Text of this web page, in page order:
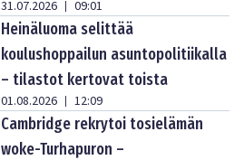
31.07.2026 | 09:01
Heinäluoma selittää
koulushoppailun asuntopolitiikalla
– tilastot kertovat toista
01.08.2026 | 12:09
Cambridge rekrytoi tosielämän
woke-Turhapuron –